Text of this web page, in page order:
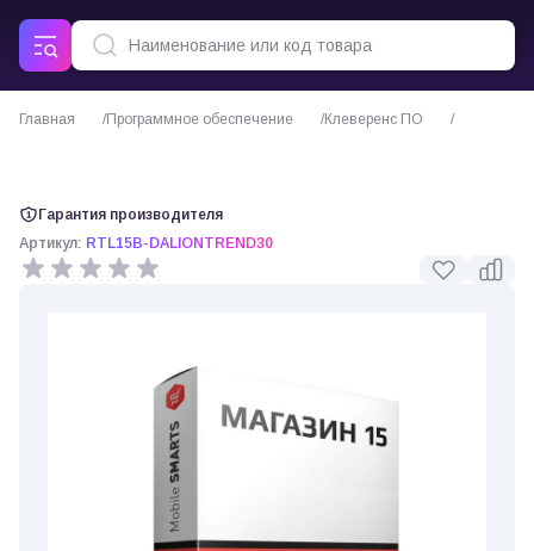
Главная Программное обеспечение
Клеверенс ПО
Гарантия производителя
Артикул: RTL15B-DALIONTREND30